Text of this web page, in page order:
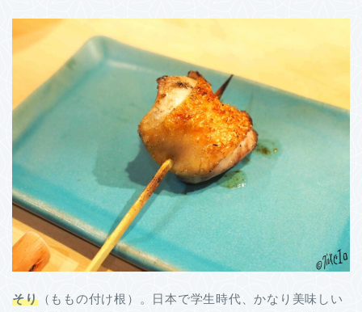
そり（ももの付け根）。日本で学生時代、かなり美味しい